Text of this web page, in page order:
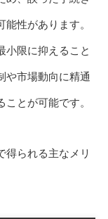
性があります。
小限に抑えること
や市場動向に精通
とが可能です。
得られる主なメリ